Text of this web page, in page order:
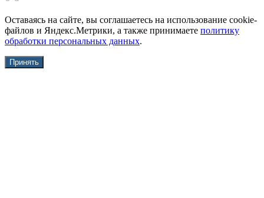
Оставаясь на сайте, вы соглашаетесь на использование cookie-
файлов и Яндекс.Метрики, а также принимаете политику
обработки персональных данных.
Принять